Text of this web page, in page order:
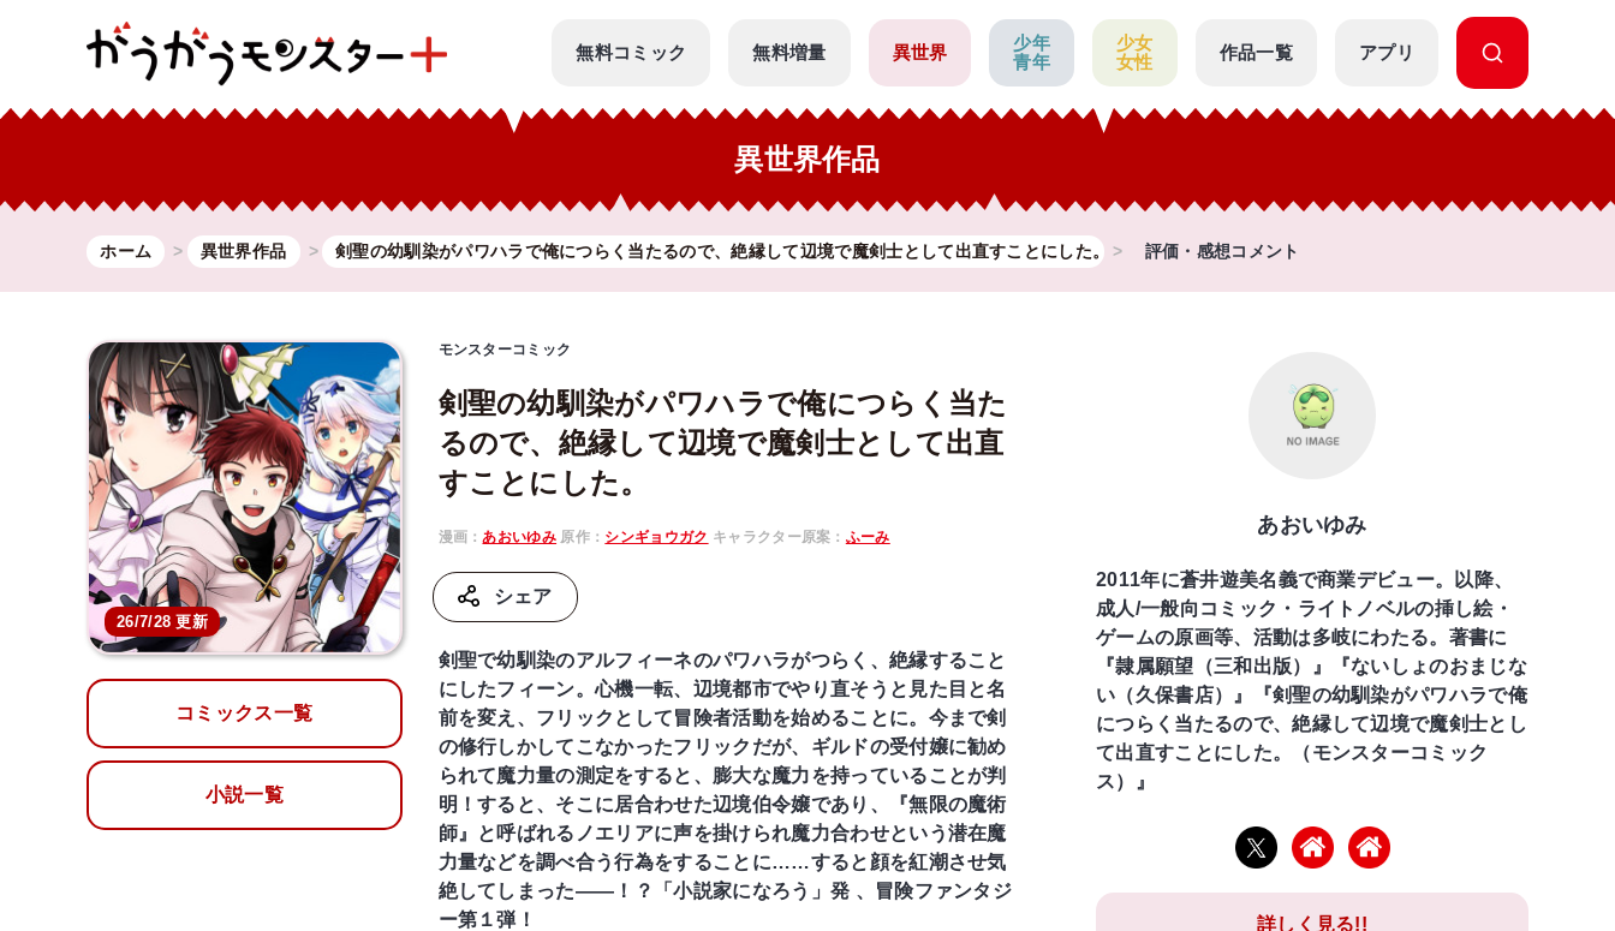
無料コミック 無料増量 異世界
少年
青年
少女
女性
作品一覧 アプリ
異世界作品
ホーム 異世界作品 剣聖の幼馴染がパワハラで俺につらく当たるので、絶縁して辺境で魔剣士として出直すことにした。 評価・感想コメント
26/7/28 更新
コミックス一覧
小説一覧
モンスターコミック
剣聖の幼馴染がパワハラで俺につらく当た
るので、絶縁して辺境で魔剣士として出直
すことにした。
漫画： あおいゆみ 原作： シンギョウガク キャラクター原案： ふーみ
シェア
剣聖で幼馴染のアルフィーネのパワハラがつらく、絶縁すること
にしたフィーン。心機一転、辺境都市でやり直そうと見た目と名
前を変え、フリックとして冒険者活動を始めることに。今まで剣
の修行しかしてこなかったフリックだが、ギルドの受付嬢に勧め
られて魔力量の測定をすると、膨大な魔力を持っていることが判
明！すると、そこに居合わせた辺境伯令嬢であり、『無限の魔術
師』と呼ばれるノエリアに声を掛けられ魔力合わせという潜在魔
力量などを調べ合う行為をすることに……すると顔を紅潮させ気
絶してしまった――！？「小説家になろう」発 、冒険ファンタジ
ー第１弾！
あおいゆみ
2011年に蒼井遊美名義で商業デビュー。以降、
成人/一般向コミック・ライトノベルの挿し絵・
ゲームの原画等、活動は多岐にわたる。著書に
『隷属願望（三和出版）』『ないしょのおまじな
い（久保書店）』『剣聖の幼馴染がパワハラで俺
につらく当たるので、絶縁して辺境で魔剣士とし
て出直すことにした。（モンスターコミック
ス）』
詳しく見る!!